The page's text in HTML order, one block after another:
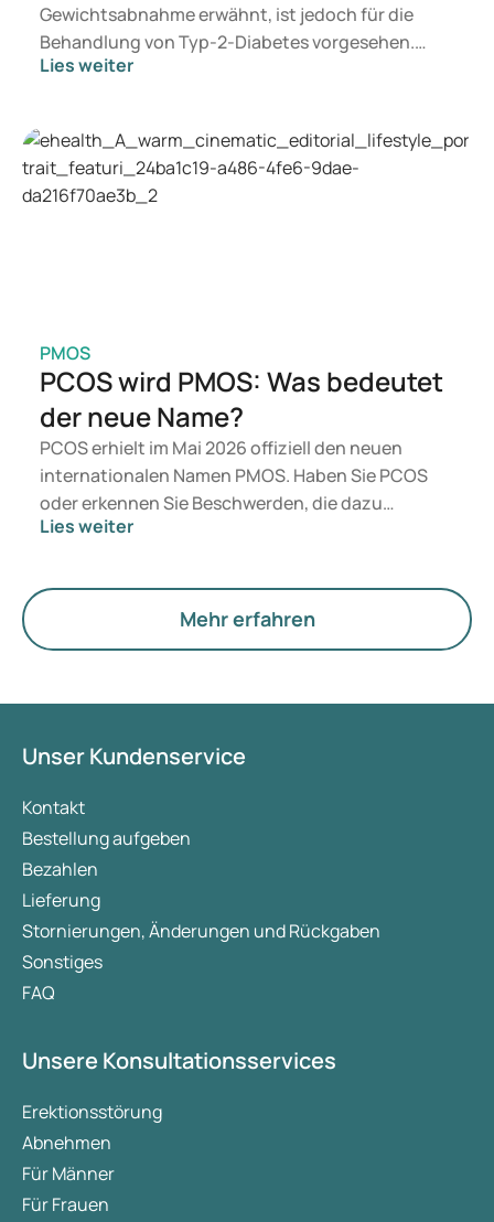
Gewichtsabnahme erwähnt, ist jedoch für die
Behandlung von Typ-2-Diabetes vorgesehen.
Suchen Sie eine Therapie zur Gewichtskontrolle,
geeignet ist, entscheidet ein Arzt auf Grundlage
Ihrer Gesundheit, Ihres BMI und Ihres
Medikamentenkonsums.
Lies weiter
PMOS
PCOS wird PMOS: Was bedeutet
der neue Name?
PCOS erhielt im Mai 2026 offiziell den neuen
internationalen Namen PMOS. Haben Sie PCOS
oder erkennen Sie Beschwerden, die dazu
passen? Medizinisch ändert sich zunächst nichts.
Hormone, den Stoffwechsel und die Funktion der
Lies weiter
Mehr erfahren
Unser Kundenservice
Kontakt
Bestellung aufgeben
Bezahlen
Lieferung
Stornierungen, Änderungen und Rückgaben
Sonstiges
FAQ
Unsere Konsultationsservices
Erektionsstörung
Abnehmen
Für Männer
Für Frauen